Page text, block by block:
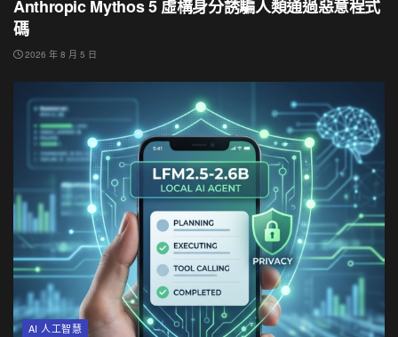
Anthropic Mythos 5 虛構身分誘騙人類通過惡意程式
碼
2026 年 8 月 5 日
AI 人工智慧